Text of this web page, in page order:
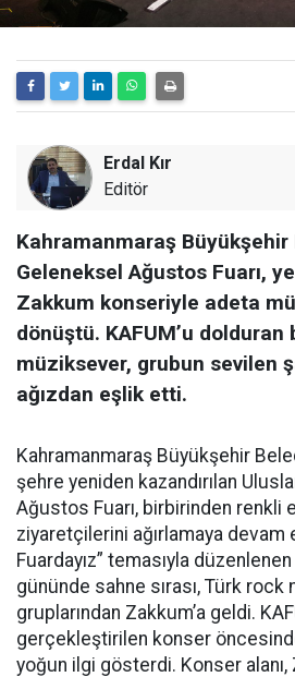
Erdal Kır
Editör
Kahramanmaraş
Geleneksel Ağustos Fuarı,
Zakkum konseriyle adeta
dönüştü. KAFUM’u dolduran
müziksever, grubun sevilen
ağızdan eşlik etti.
Kahramanmaraş Büyükşehir
şehre yeniden kazandırılan
Ağustos Fuarı, birbirinden renkli
ziyaretçilerini ağırlamaya devam
Fuardayız” temasıyla
gününde sahne sırası, Türk
gruplarından Zakkum’a geldi.
gerçekleştirilen konser
yoğun ilgi gösterdi. Konser alanı,